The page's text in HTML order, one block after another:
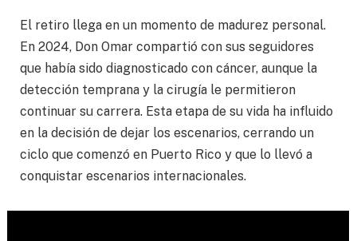
El retiro llega en un momento de madurez personal.
En 2024, Don Omar compartió con sus seguidores
que había sido diagnosticado con cáncer, aunque la
detección temprana y la cirugía le permitieron
continuar su carrera. Esta etapa de su vida ha influido
en la decisión de dejar los escenarios, cerrando un
ciclo que comenzó en Puerto Rico y que lo llevó a
conquistar escenarios internacionales.